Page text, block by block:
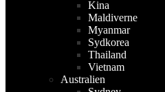
Kina
Maldiverne
Myanmar
Sydkorea
Thailand
Vietnam
Australien